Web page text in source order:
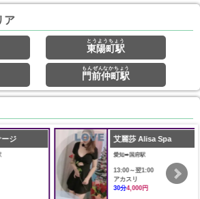
ア
東陽町駅
とうようちょう
門前仲町駅
もんぜんなかちょう
ジ 艾麗莎 Alisa Spa
愛知➠国府駅
13:00～翌1:00
アカスリ
30分4,000円